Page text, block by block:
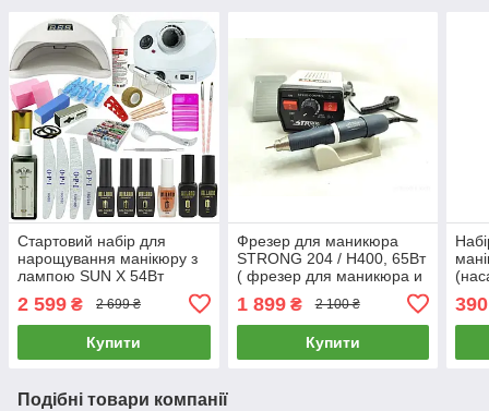
Стартовий набір для
нарощування манікюру з
лампою SUN X 54Вт
601 65Вт 45000 об.
2 599 ₴ 2 699 ₴
Купити
Фрезер для маникюра
STRONG 204 / H400, 65Вт
( фрезер для маникюра и
1 899₴ 2 100 ₴
Купити
390
Подібні товари компанії